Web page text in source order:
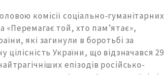
комісії соціально-гуманітарних
той, хто пам’ятає»,
які загинули в боротьбі за
цілісність України, що відзначався 29
епізодів російсько-